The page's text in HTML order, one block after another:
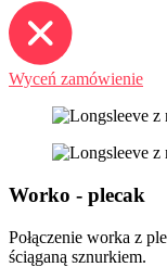
Wyceń zamówienie
Worko - plecak
Połączenie worka z
ściąganą sznurkiem.